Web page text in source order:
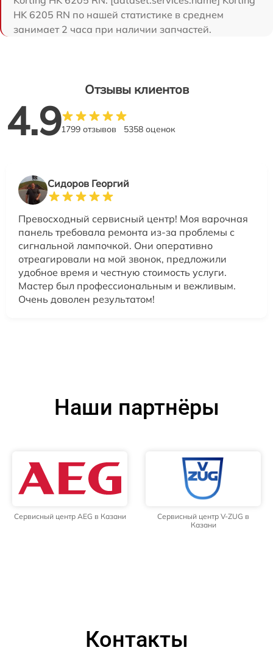
HK 6205 RN по нашей статистике в среднем
занимает 2 часа при наличии запчастей.
Отзывы клиентов
4.91799 отзывов 5358 оценок
Сидоров Георгий
Превосходный сервисный центр! Моя варочная
панель требовала ремонта из-за проблемы с
сигнальной лампочкой. Они оперативно
отреагировали на мой звонок, предложили
удобное время и честную стоимость услуги.
Мастер был профессиональным и вежливым.
Очень доволен результатом!
Наши партнёры
Сервисный центр AEG в Казани
Сервисный центр V-ZUG в
Казани
Контакты